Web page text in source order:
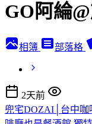
GO阿綸
相簿 部落格
2天前
兜宅DOZAI│台中咖